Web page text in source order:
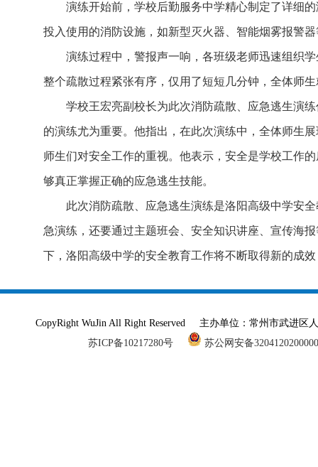
演练开始前，学校后勤服务中学精心制定了详细
投入使用的消防设施，如新型灭火器、智能烟雾报警
演练过程中，警报声一响，各班级老师迅速组织
整个疏散过程紧张有序，仅用了短短几分钟，全体师
学校王宏亮副校长为此次消防疏散、应急逃生演
的演练尤为重要。他指出，在此次演练中，全体师生
师生们对安全工作的重视。他表示，安全是学校工作
够真正掌握正确的应急逃生技能。
此次消防疏散、应急逃生演练是洛阳高级中学安
急演练，还要通过主题班会、安全知识讲座、宣传海
下，洛阳高级中学的安全教育工作将不断取得新的成
CopyRight WuJin All Right Reserved 主办单位：常州市武进
苏ICP备10217280号
苏公网安备